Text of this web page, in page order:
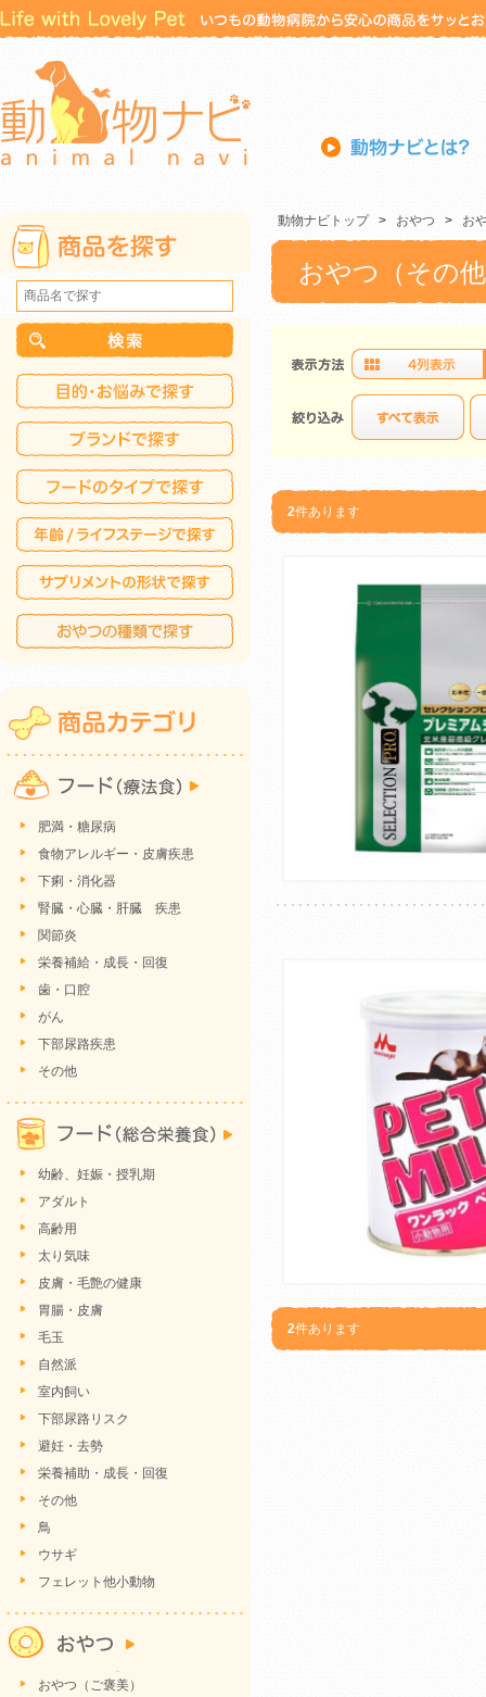
動物ナビトップ > おやつ > お
おやつ（その
2件あります
2件あります
肥満・糖尿病
食物アレルギー・皮膚疾患
下痢・消化器
腎臓・心臓・肝臓 疾患
関節炎
栄養補給・成長・回復
歯・口腔
がん
下部尿路疾患
その他
幼齢、妊娠・授乳期
アダルト
高齢用
太り気味
皮膚・毛艶の健康
胃腸・皮膚
毛玉
自然派
室内飼い
下部尿路リスク
避妊・去勢
栄養補助・成長・回復
その他
鳥
ウサギ
フェレット他小動物
おやつ（ご褒美）